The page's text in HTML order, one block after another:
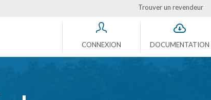
Trouver un revendeur
CONNEXION DOCUMENTATION